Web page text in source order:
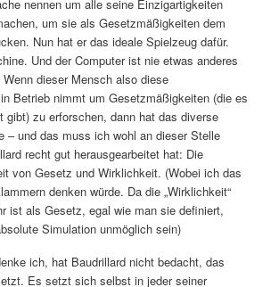
nennen um alle seine Einzigartigkeiten
um sie als Gesetzmäßigkeiten dem
Nun hat er das ideale Spielzeug dafür.
Und der Computer ist nie etwas anderes
dieser Mensch also diese
Betrieb nimmt um Gesetzmäßigkeiten (die es
gibt) zu erforschen, dann hat das diverse
– und das muss ich wohl an dieser Stelle
recht gut herausgearbeitet hat: Die
von Gesetz und Wirklichkeit. (Wobei ich das
denken würde. Da die „Wirklichkeit“
ist als Gesetz, egal wie man sie definiert,
Simulation unmöglich sein)
ich, hat Baudrillard nicht bedacht, das
Es setzt sich selbst in jeder seiner